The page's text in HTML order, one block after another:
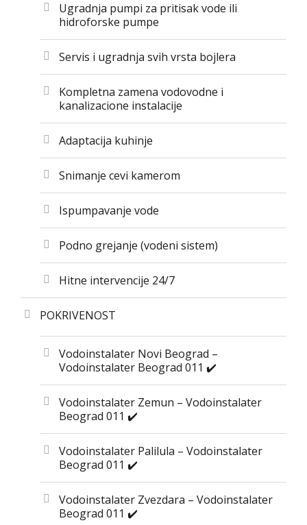
Ugradnja pumpi za pritisak vode ili
hidroforske pumpe
Servis i ugradnja svih vrsta bojlera
Kompletna zamena vodovodne i
kanalizacione instalacije
Adaptacija kuhinje
Snimanje cevi kamerom
Ispumpavanje vode
Podno grejanje (vodeni sistem)
Hitne intervencije 24/7
POKRIVENOST
Vodoinstalater Novi Beograd –
Vodoinstalater Beograd 011 ✔️
Vodoinstalater Zemun – Vodoinstalater
Beograd 011 ✔️
Vodoinstalater Palilula – Vodoinstalater
Beograd 011 ✔️
Vodoinstalater Zvezdara – Vodoinstalater
Beograd 011 ✔️